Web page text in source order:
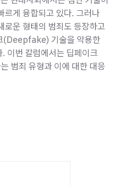
르게 융합되고 있다. 그러나
로운 형태의 범죄도 등장하고
(Deepfake) 기술을 악용한
이번 칼럼에서는 딥페이크
범죄 유형과 이에 대한 대응